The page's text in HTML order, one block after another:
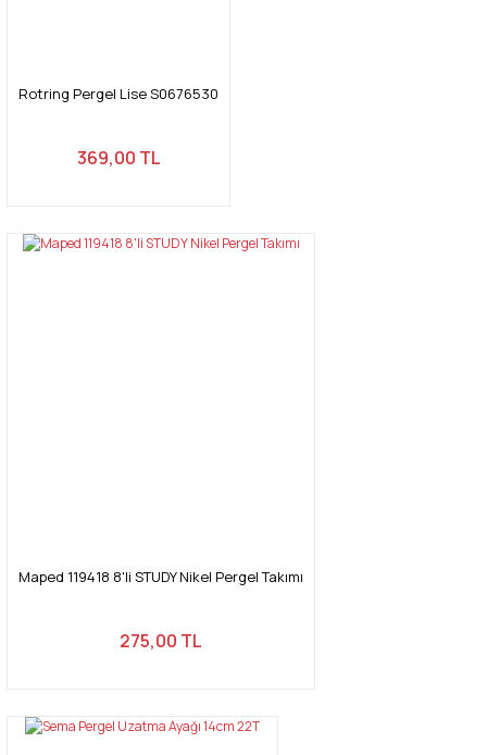
Rotring Pergel Lise S0676530
369,00 TL
Maped 119418 8'li STUDY Nikel Pergel Takımı
275,00 TL